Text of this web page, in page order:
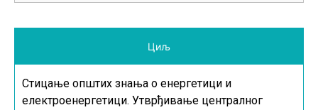
Циљ
Стицање општих знања о енергетици и
електроенергетици. Утврђивање централног